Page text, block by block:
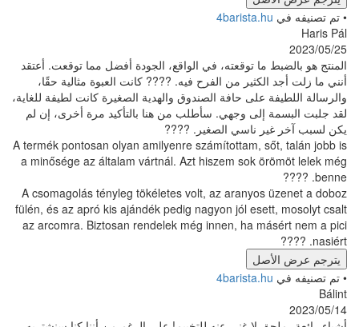
توقعته، في الواقع، الجودة أفضل مما توقعت. أعتقد
من الفرح فيه. ???? كانت العبوة مثالية حقًا،
حافة الصندوق والهدية الصغيرة كانت لطيفة للغاية،
وجهي. سأطلب من هنا بالتأكيد مرة أخرى، إن لم
الصغير. ????
A termék pontosan olyan amilyenre
a minősége az általam vártnál. Azt hiszem sok
A csomagolás tényleg tökéletes volt, az
fülén, és az apró kis ajándék pedig nagyon jól
az arcomra. Biztosan rendelek még innen, ha